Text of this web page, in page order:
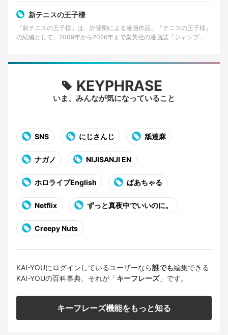
新テニスの王子様
『新テニスの王子様』は、許斐剛による漫画作品。『テニスの王子様』
の続編として、2009年から2026年まで集英社の漫画誌「ジャンプ
KEYPHRASE
いま、みんなが気になっていること
SNS にじさんじ 舐達麻
ナガノ NIJISANJI EN
ホロライブEnglish ばあちゃる
Netflix ずっと真夜中でいいのに。
Creepy Nuts
KAI-YOUにログインしているユーザーなら誰でも編集できる
KAI-YOUの百科事典、それが「キーフレーズ」です。
キーフレーズ機能をもっと知る